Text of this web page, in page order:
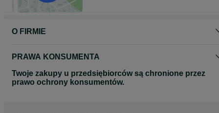
O FIRMIE
PRAWA KONSUMENTA
Twoje zakupy u przedsiębiorców są chronione przez
prawo ochrony konsumentów.